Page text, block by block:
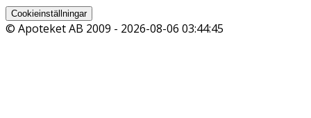
Cookieinställningar
© Apoteket AB 2009 - 2026-08-06 03:44:45